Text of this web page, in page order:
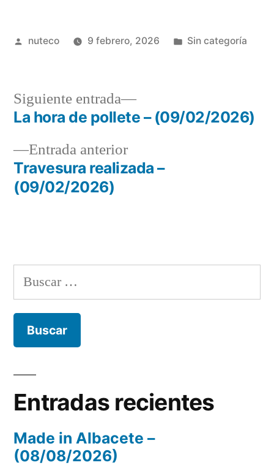
Publicada
nuteco 9 febrero, 2026
Publicada
Sin categoría
Navegación
de
entradas
Entrada anteriorEntrada
anterior:
Travesura realizada –
(09/02/2026)
Siguiente entrada
Siguiente
entrada:
La hora de pollete – (09/02/2026)
Buscar:
Entradas recientes
Made in Albacete –
(08/08/2026)